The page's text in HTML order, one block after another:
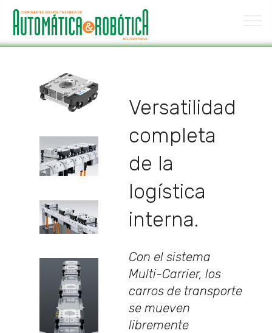
Versatilidad
completa
de la
logística
interna.
Con el sistema
Multi-Carrier, los
carros de transporte
se mueven
libremente